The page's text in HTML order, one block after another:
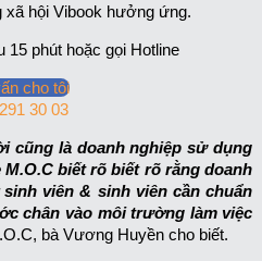
hội Vibook hưởng ứng.
15 phút hoặc gọi Hotline
cho tôi
30 03
cũng là doanh nghiệp sử dụng
biết rõ biết rõ rằng doanh
viên & sinh viên cần chuẩn
chân vào môi trường làm việc
bà Vương Huyền cho biết.